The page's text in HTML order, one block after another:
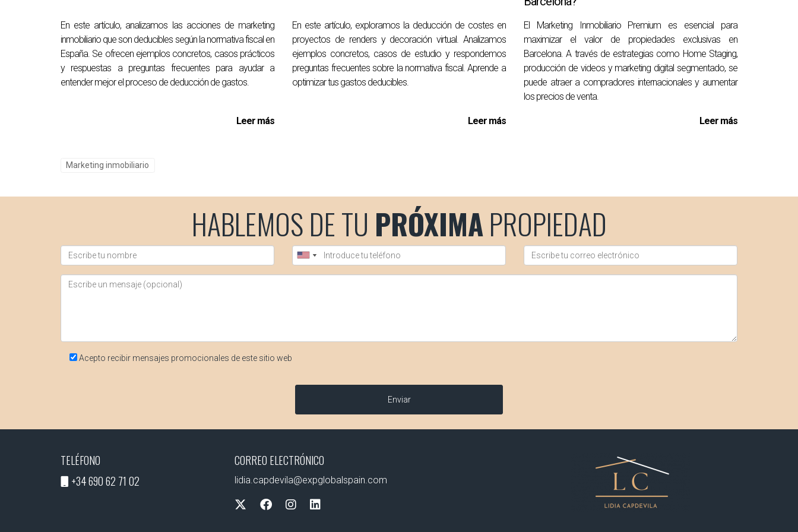
anuncios. Si estás buscando mejorar tus fotografías o necesitas consejos específicos, no dudes en ponerte en contacto conmigo al
34690627102. Estoy
aquí para ayudarte a destacar tu propiedad y lograr la venta exitosa que deseas.
En este artículo, analizamos las acciones de marketing
inmobiliario que son deducibles según la normativa fiscal en
España. Se ofrecen ejemplos concretos, casos prácticos
y respuestas a preguntas frecuentes para ayudar a
entender mejor el proceso de deducción de gastos.
Leer más
En este artículo, exploramos la deducción de costes en
proyectos de renders y decoración virtual. Analizamos
ejemplos concretos, casos de estudio y respondemos
preguntas frecuentes sobre la normativa fiscal. Aprende a
optimizar tus gastos deducibles.
Leer más
El Marketing Inmobiliario Premium es esencial para
maximizar el valor de propiedades exclusivas en
Barcelona. A través de estrategias como Home Staging,
producción de videos y marketing digital segmentado, se
puede atraer a compradores internacionales y aumentar
los precios de venta.
Leer más
Marketing inmobiliario
HABLEMOS DE TU PRÓXIMAPROPIEDAD
Acepto recibir mensajes promocionales de este sitio web
Enviar
TELÉFONO
+34 690 62 71 02
CORREO ELECTRÓNICO
lidia.capdevila@expglobalspain.com